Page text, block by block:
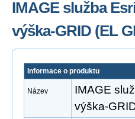
IMAGE služba
výška-GRID (EL
Informace o produktu
Název
IMAGE
výška-